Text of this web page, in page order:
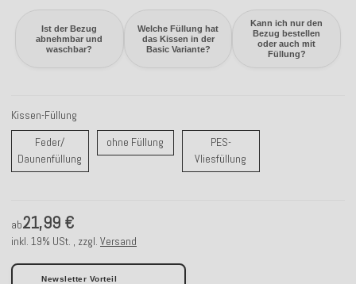
Ist der Bezug
abnehmbar und
waschbar?
Welche Füllung hat
das Kissen in der
Basic Variante?
Kann ich nur den
Bezug bestellen
oder auch mit
Füllung?
Kissen-Füllung
Feder/
Daunenfüllung Feder/ Daunenfüllung
ohne Füllung ohne FüllungPES-
Vliesfüllung
ab21,99 €
inkl. 19% USt. , zzgl. Versand
Newsletter Vorteil